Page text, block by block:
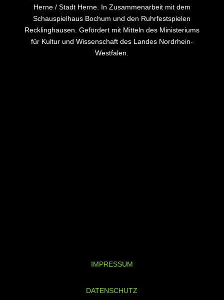
Herne / Stadt Herne. In Zusammenarbeit mit dem
Schauspielhaus Bochum und den Ruhrfestspielen
Recklinghausen. Gefördert mit Mitteln des Ministeriums
für Kultur und Wissenschaft des Landes Nordrhein-
Westfalen.
IMPRESSUM
DATENSCHUTZ